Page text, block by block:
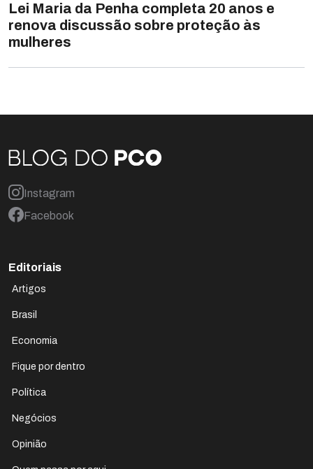
Lei Maria da Penha completa 20 anos e
renova discussão sobre proteção às
mulheres
Instagram
Facebook
Editoriais
Artigos
Brasil
Economia
Fique por dentro
Política
Negócios
Opinião